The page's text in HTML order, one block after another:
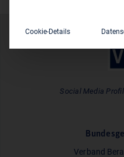
Social Media
Verband
Cookie-Details